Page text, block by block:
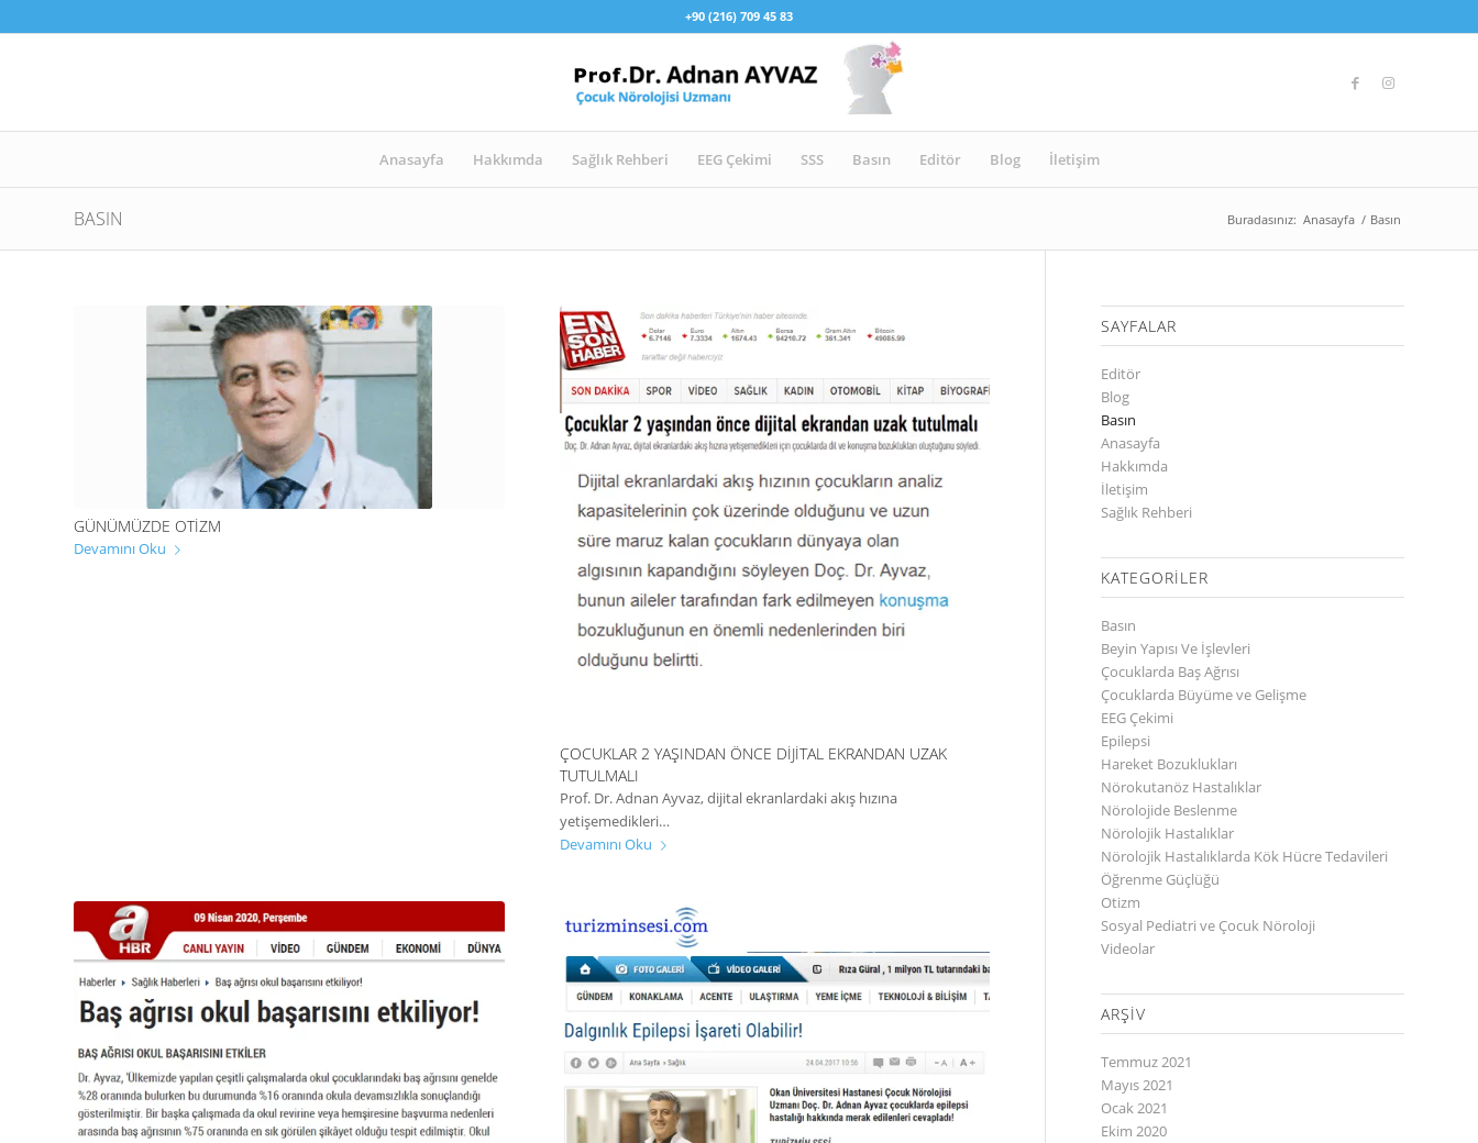
+90 (216) 709 45 83
Anasayfa Hakkımda Sağlık Rehberi EEG Çekimi SSS Basın Editör Blog İletişim
BASIN Buradasınız: Anasayfa / Basın
GÜNÜMÜZDE OTIZM
Devamını Oku
ÇOCUKLAR 2 YAŞINDAN ÖNCE DIJITAL EKRANDAN UZAK
TUTULMALI
Prof. Dr. Adnan Ayvaz, dijital ekranlardaki akış hızına
yetişemedikleri…
Devamını Oku
SAYFALAR
Editör
Blog
Basın
Anasayfa
Hakkımda
İletişim
Sağlık Rehberi
KATEGORILER
Basın
Beyin Yapısı Ve İşlevleri
Çocuklarda Baş Ağrısı
Çocuklarda Büyüme ve Gelişme
EEG Çekimi
Epilepsi
Hareket Bozuklukları
Nörokutanöz Hastalıklar
Nörolojide Beslenme
Nörolojik Hastalıklar
Nörolojik Hastalıklarda Kök Hücre Tedavileri
Öğrenme Güçlüğü
Otizm
Sosyal Pediatri ve Çocuk Nöroloji
Videolar
ARŞIV
Temmuz 2021
Mayıs 2021
Ocak 2021
Ekim 2020